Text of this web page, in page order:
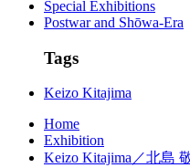
Special Exhibitions
Postwar and Shōwa-Era
Tags
Keizo Kitajima
Home
Exhibition
Keizo Kitajima／北島